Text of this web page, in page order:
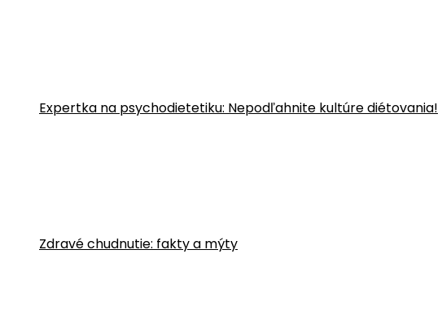
Expertka na psychodietetiku: Nepodľahnite kultúre diétovania!
Zdravé chudnutie: fakty a mýty